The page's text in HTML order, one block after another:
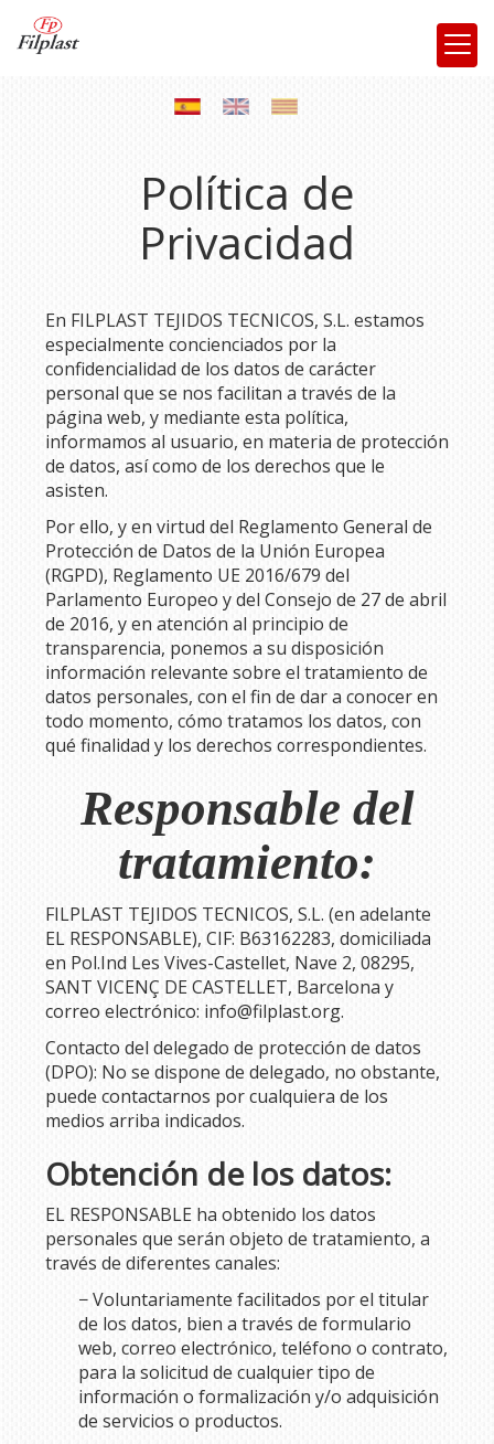
Política de
Privacidad
En FILPLAST TEJIDOS TECNICOS, S.L. estamos
especialmente concienciados por la
confidencialidad de los datos de carácter
personal que se nos facilitan a través de la
página web, y mediante esta política,
informamos al usuario, en materia de protección
de datos, así como de los derechos que le
asisten.
Por ello, y en virtud del Reglamento General de
Protección de Datos de la Unión Europea
(RGPD), Reglamento UE 2016/679 del
Parlamento Europeo y del Consejo de 27 de abril
de 2016, y en atención al principio de
transparencia, ponemos a su disposición
información relevante sobre el tratamiento de
datos personales, con el fin de dar a conocer en
todo momento, cómo tratamos los datos, con
qué finalidad y los derechos correspondientes.
Responsable del
tratamiento:
FILPLAST TEJIDOS TECNICOS, S.L. (en adelante
EL RESPONSABLE), CIF: B63162283, domiciliada
en Pol.Ind Les Vives-Castellet, Nave 2, 08295,
SANT VICENÇ DE CASTELLET, Barcelona y
correo electrónico: info@filplast.org.
Contacto del delegado de protección de datos
(DPO): No se dispone de delegado, no obstante,
puede contactarnos por cualquiera de los
medios arriba indicados.
Obtención de los datos:
EL RESPONSABLE ha obtenido los datos
personales que serán objeto de tratamiento, a
través de diferentes canales:
− Voluntariamente facilitados por el titular
de los datos, bien a través de formulario
web, correo electrónico, teléfono o contrato,
para la solicitud de cualquier tipo de
información o formalización y/o adquisición
de servicios o productos.